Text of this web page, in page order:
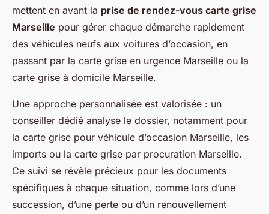
mettent en avant la prise de rendez-vous carte grise
Marseille pour gérer chaque démarche rapidement
des véhicules neufs aux voitures d’occasion, en
passant par la carte grise en urgence Marseille ou la
carte grise à domicile Marseille.
Une approche personnalisée est valorisée : un
conseiller dédié analyse le dossier, notamment pour
la carte grise pour véhicule d’occasion Marseille, les
imports ou la carte grise par procuration Marseille.
Ce suivi se révèle précieux pour les documents
spécifiques à chaque situation, comme lors d’une
succession, d’une perte ou d’un renouvellement